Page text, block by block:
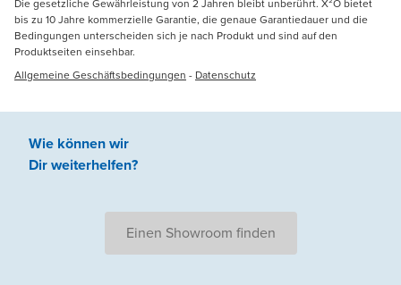
Die gesetzliche Gewährleistung von 2 Jahren bleibt unberührt. X²O bietet
bis zu 10 Jahre kommerzielle Garantie, die genaue Garantiedauer und die
Bedingungen unterscheiden sich je nach Produkt und sind auf den
Produktseiten einsehbar.
Allgemeine Geschäftsbedingungen - Datenschutz
Wie können wir
Dir weiterhelfen?
Einen Showroom finden